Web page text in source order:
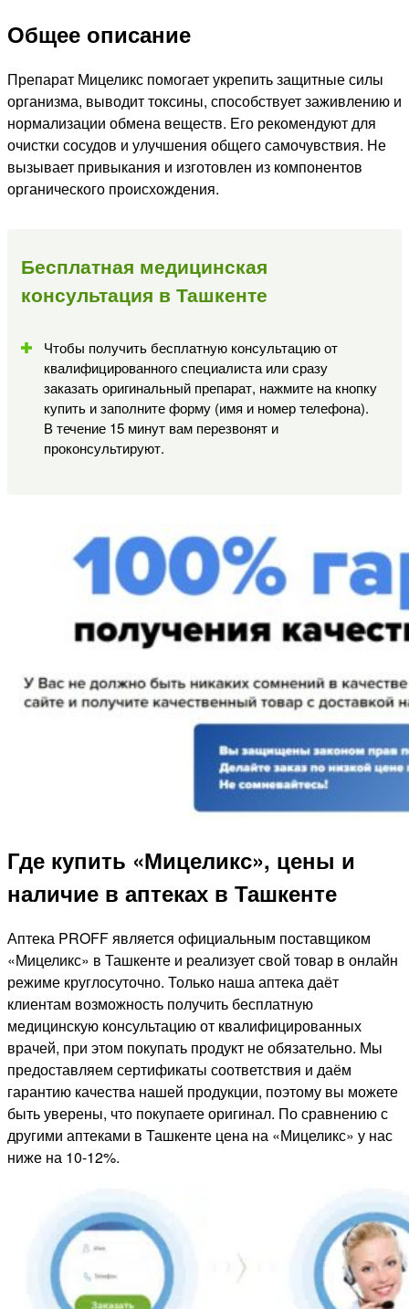
Общее описание
Препарат Мицеликс помогает укрепить защитные силы
организма, выводит токсины, способствует заживлению и
нормализации обмена веществ. Его рекомендуют для
очистки сосудов и улучшения общего самочувствия. Не
вызывает привыкания и изготовлен из компонентов
органического происхождения.
Бесплатная медицинская
консультация в Ташкенте
Чтобы получить бесплатную консультацию от
квалифицированного специалиста или сразу
заказать оригинальный препарат, нажмите на кнопку
купить и заполните форму (имя и номер телефона).
В течение 15 минут вам перезвонят и
проконсультируют.
Где купить «Мицеликс», цены и
наличие в аптеках в Ташкенте
Аптека PROFF является официальным поставщиком
«Мицеликс» в Ташкенте и реализует свой товар в онлайн
режиме круглосуточно. Только наша аптека даёт
клиентам возможность получить бесплатную
медицинскую консультацию от квалифицированных
врачей, при этом покупать продукт не обязательно. Мы
предоставляем сертификаты соответствия и даём
гарантию качества нашей продукции, поэтому вы можете
быть уверены, что покупаете оригинал. По сравнению с
другими аптеками в Ташкенте цена на «Мицеликс» у нас
ниже на 10-12%.